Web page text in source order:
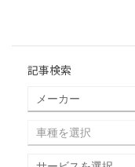
記事検索